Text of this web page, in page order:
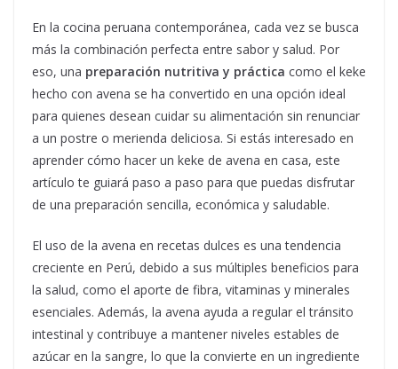
En la cocina peruana contemporánea, cada vez se busca
más la combinación perfecta entre sabor y salud. Por
eso, una preparación nutritiva y práctica como el keke
hecho con avena se ha convertido en una opción ideal
para quienes desean cuidar su alimentación sin renunciar
a un postre o merienda deliciosa. Si estás interesado en
aprender cómo hacer un keke de avena en casa, este
artículo te guiará paso a paso para que puedas disfrutar
de una preparación sencilla, económica y saludable.
El uso de la avena en recetas dulces es una tendencia
creciente en Perú, debido a sus múltiples beneficios para
la salud, como el aporte de fibra, vitaminas y minerales
esenciales. Además, la avena ayuda a regular el tránsito
intestinal y contribuye a mantener niveles estables de
azúcar en la sangre, lo que la convierte en un ingrediente